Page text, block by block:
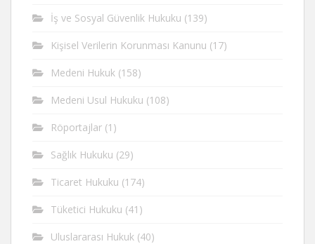
İş ve Sosyal Güvenlik Hukuku (139)
Kişisel Verilerin Korunması Kanunu (17)
Medeni Hukuk (158)
Medeni Usul Hukuku (108)
Röportajlar (1)
Sağlık Hukuku (29)
Ticaret Hukuku (174)
Tüketici Hukuku (41)
Uluslararası Hukuk (40)